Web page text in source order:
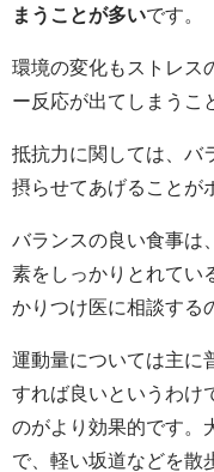
まうことが多いです。
環境の変化もストレス
ー反応が出てしまうこ
抵抗力に関しては、バ
摂らせてあげることが
バランスの良い食事は
素をしっかりとれてい
かりつけ医に相談する
運動量については主に
すれば良いというわけ
のがより効果的です。
で、軽い坂道などを散